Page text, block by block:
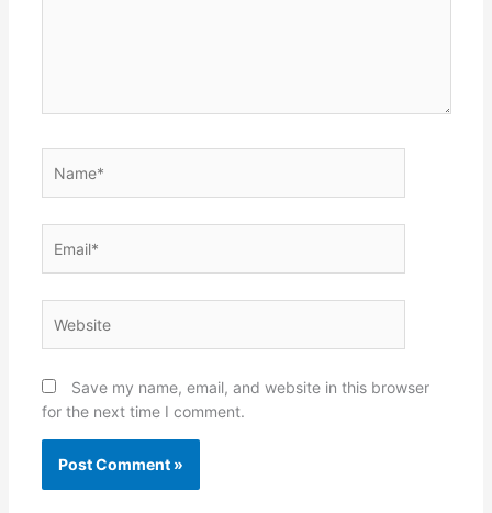
Save my name, email, and website in this browser
for the next time I comment.